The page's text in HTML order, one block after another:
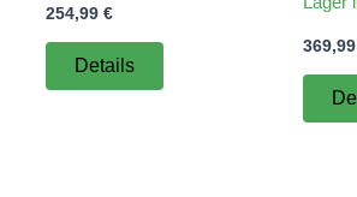
254,99 €
Details
369,99